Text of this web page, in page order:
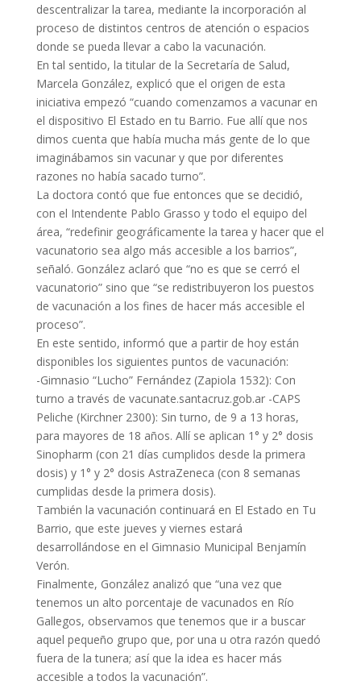
descentralizar la tarea, mediante la incorporación al
proceso de distintos centros de atención o espacios
donde se pueda llevar a cabo la vacunación.
En tal sentido, la titular de la Secretaría de Salud,
Marcela González, explicó que el origen de esta
iniciativa empezó “cuando comenzamos a vacunar en
el dispositivo El Estado en tu Barrio. Fue allí que nos
dimos cuenta que había mucha más gente de lo que
imaginábamos sin vacunar y que por diferentes
razones no había sacado turno”.
La doctora contó que fue entonces que se decidió,
con el Intendente Pablo Grasso y todo el equipo del
área, “redefinir geográficamente la tarea y hacer que el
vacunatorio sea algo más accesible a los barrios”,
señaló. González aclaró que “no es que se cerró el
vacunatorio” sino que “se redistribuyeron los puestos
de vacunación a los fines de hacer más accesible el
proceso”.
En este sentido, informó que a partir de hoy están
disponibles los siguientes puntos de vacunación:
-Gimnasio “Lucho” Fernández (Zapiola 1532): Con
turno a través de vacunate.santacruz.gob.ar -CAPS
Peliche (Kirchner 2300): Sin turno, de 9 a 13 horas,
para mayores de 18 años. Allí se aplican 1° y 2° dosis
Sinopharm (con 21 días cumplidos desde la primera
dosis) y 1° y 2° dosis AstraZeneca (con 8 semanas
cumplidas desde la primera dosis).
También la vacunación continuará en El Estado en Tu
Barrio, que este jueves y viernes estará
desarrollándose en el Gimnasio Municipal Benjamín
Verón.
Finalmente, González analizó que “una vez que
tenemos un alto porcentaje de vacunados en Río
Gallegos, observamos que tenemos que ir a buscar
aquel pequeño grupo que, por una u otra razón quedó
fuera de la tunera; así que la idea es hacer más
accesible a todos la vacunación”.